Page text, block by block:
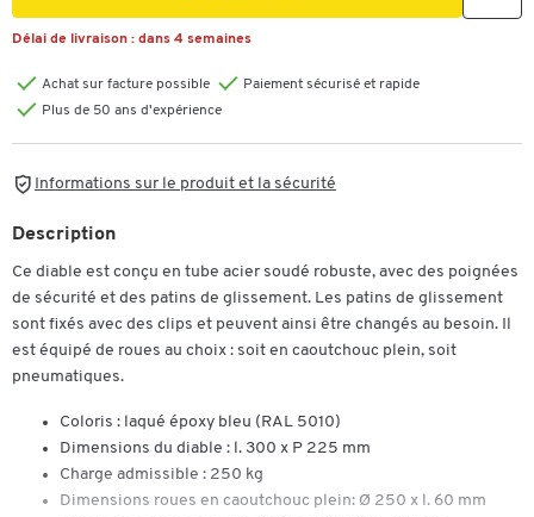
Délai de livraison : dans 4 semaines
Achat sur facture possible
Paiement sécurisé et rapide
Plus de 50 ans d'expérience
Informations sur le produit et la sécurité
Description
Ce diable est conçu en tube acier soudé robuste, avec des poignées
de sécurité et des patins de glissement. Les patins de glissement
sont fixés avec des clips et peuvent ainsi être changés au besoin. Il
est équipé de roues au choix : soit en caoutchouc plein, soit
pneumatiques.
Coloris : laqué époxy bleu (RAL 5010)
Dimensions du diable : l. 300 x P 225 mm
Charge admissible : 250 kg
Dimensions roues en caoutchouc plein: Ø 250 x l. 60 mm